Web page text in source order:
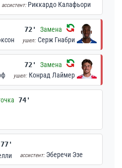
ассистент: Риккардо Калафьори
72' Замена
ушел: Серж Гнабри
72' Замена
ушел: Конрад Лаймер
74'
77'
ассистент: Эберечи Эзе